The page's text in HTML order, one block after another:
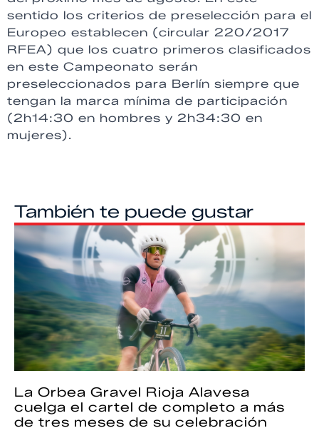
sentido los criterios de preselección para el
Europeo establecen (circular 220/2017
RFEA) que los cuatro primeros clasificados
en este Campeonato serán
preseleccionados para Berlín siempre que
tengan la marca mínima de participación
(2h14:30 en hombres y 2h34:30 en
mujeres).
También te puede gustar
La Orbea Gravel Rioja Alavesa
cuelga el cartel de completo a más
de tres meses de su celebración